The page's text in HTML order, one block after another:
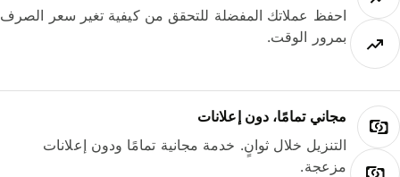
احفظ عملاتك المفضلة للتحقق من كيفية تغير سعر الصرف
بمرور الوقت.
مجاني تمامًا، دون إعلانات
التنزيل خلال ثوانٍ. خدمة مجانية تمامًا ودون إعلانات
مزعجة.